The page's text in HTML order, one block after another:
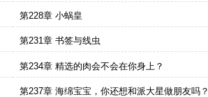
第228章 小蜗皇
第231章 书签与线虫
第234章 精选的肉会不会在你身上？
第237章 海绵宝宝，你还想和派大星做朋友吗？